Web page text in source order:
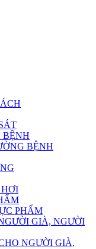
BỆNH
BỆNH
PHẨM
GIÀ, NGƯỜI
NGƯỜI GIÀ,